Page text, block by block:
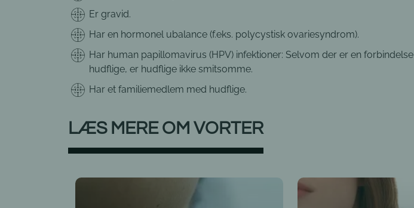
Er gravid.
Har en hormonel ubalance (f.eks. polycystisk ovariesyndrom).
Har human papillomavirus (HPV) infektioner: Selvom der er en
hudflige, er hudflige ikke smitsomme.
Har et familiemedlem med hudflige.
LÆS MERE OM VORTER